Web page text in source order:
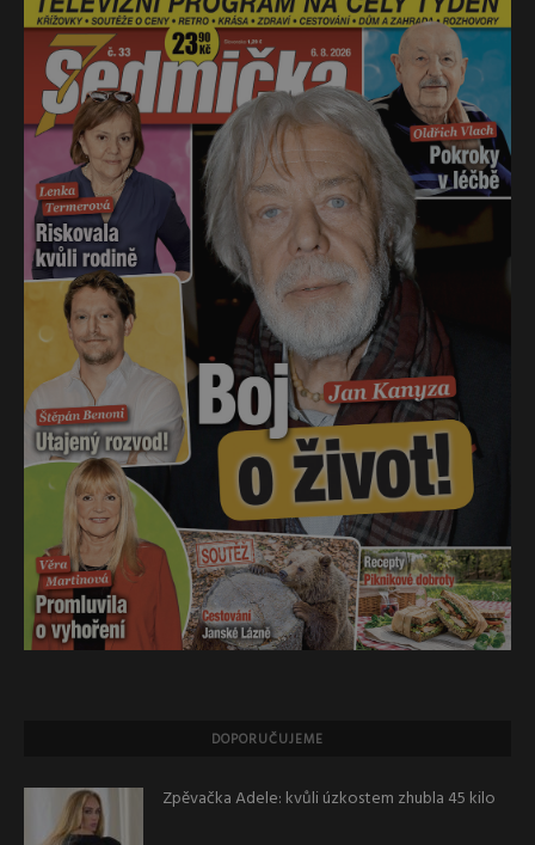
DOPORUČUJEME
Zpěvačka Adele: kvůli úzkostem zhubla 45 kilo